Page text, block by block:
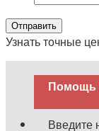
Отправить
Узнать точные
Помощь
Введите